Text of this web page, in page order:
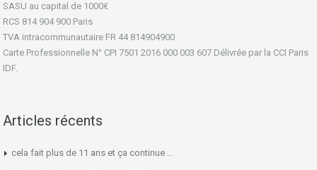
SASU au capital de 1000€
RCS 814 904 900 Paris
TVA intracommunautaire FR 44 814904900
Carte Professionnelle N° CPI 7501 2016 000 003 607 Délivrée par la CCI Paris
IDF.
Articles récents
cela fait plus de 11 ans et ça continue …